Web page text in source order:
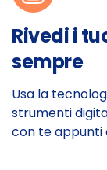
Rivedi i
sempre
Usa la
strumenti
con te appunti